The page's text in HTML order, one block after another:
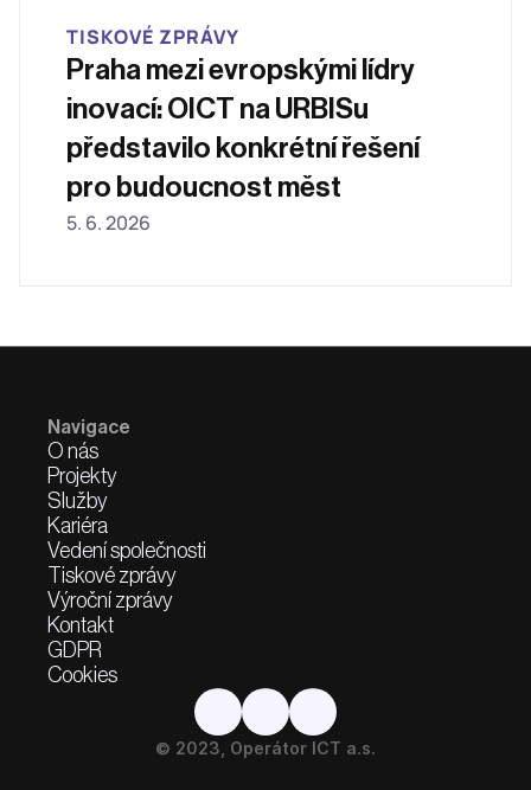
TISKOVÉ ZPRÁVY
Praha mezi evropskými lídry
inovací: OICT na URBISu
představilo konkrétní řešení
pro budoucnost měst
5. 6. 2026
Navigace
O nás
Projekty
Služby
Kariéra
Vedení společnosti
Tiskové zprávy
Výroční zprávy
Kontakt
GDPR
Cookies
© 2023, Operátor ICT a.s.